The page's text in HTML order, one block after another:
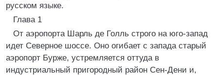
русском языке.
Глава 1
От аэропорта Шарль де Голль строго на юго-запад
идет Северное шоссе. Оно огибает с запада старый
аэропорт Бурже, устремляется оттуда в
индустриальный пригородный район Сен-Дени и,